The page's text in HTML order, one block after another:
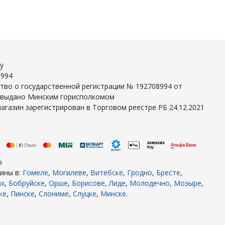
о государственной регистрации № 192708994 от
выдано Минским горисполкомом
зарегистрирован в Торговом реестре РБ 24.12.2021
в: Гомеле, Могилеве, Витебске, Гродно, Бресте,
, Бобруйске,Орше, Борисове, Лиде, Молодечно, Мозыре,
, Пинске,Слониме,Слуцке, Минске.